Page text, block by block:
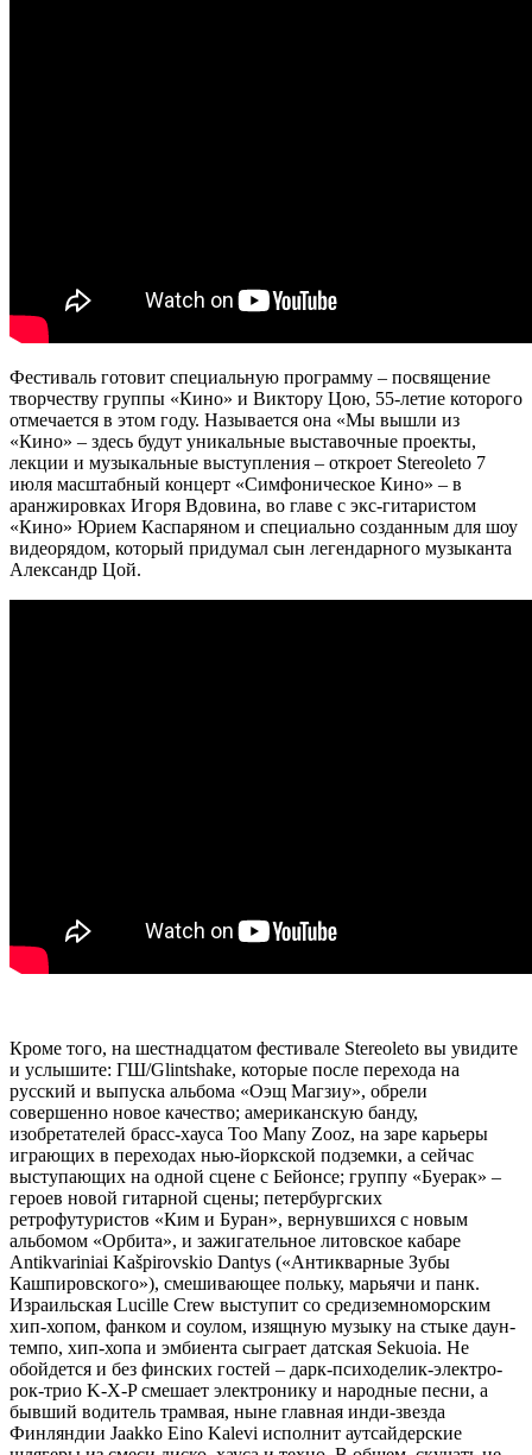
Фестиваль готовит специальную программу – посвящение
творчеству группы «Кино» и Виктору Цою, 55-летие которого
отмечается в этом году. Называется она «Мы вышли из
«Кино» – здесь будут уникальные выставочные проекты,
лекции и музыкальные выступления – откроет Stereoleto 7
июля масштабный концерт «Симфоническое Кино» – в
аранжировках Игоря Вдовина, во главе с экс-гитаристом
«Кино» Юрием Каспаряном и специально созданным для шоу
видеорядом, который придумал сын легендарного музыканта
Александр Цой.
Кроме того, на шестнадцатом фестивале Stereoleto вы увидите
и услышите: ГШ/Glintshake, которые после перехода на
русский и выпуска альбома «Оэщ Магзиу», обрели
совершенно новое качество; американскую банду,
изобретателей брасс-хауса Too Many Zooz, на заре карьеры
играющих в переходах нью-йоркской подземки, а сейчас
выступающих на одной сцене с Бейонсе; группу «Буерак» –
героев новой гитарной сцены; петербургских
ретрофутуристов «Ким и Буран», вернувшихся с новым
альбомом «Орбита», и зажигательное литовское кабаре
Antikvariniai Kašpirovskio Dantys («Антикварные Зубы
Кашпировского»), смешивающее польку, марьячи и панк.
Израильская Lucille Crew выступит со средиземноморским
хип-хопом, фанком и соулом, изящную музыку на стыке даун-
темпо, хип-хопа и эмбиента сыграет датская Sekuoia. Не
обойдется и без финских гостей – дарк-психоделик-электро-
рок-трио K-X-P смешает электронику и народные песни, а
бывший водитель трамвая, ныне главная инди-звезда
Финляндии Jaakko Eino Kalevi исполнит аутсайдерские